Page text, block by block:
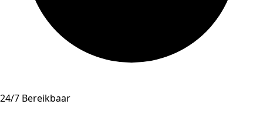
24/7 Bereikbaar